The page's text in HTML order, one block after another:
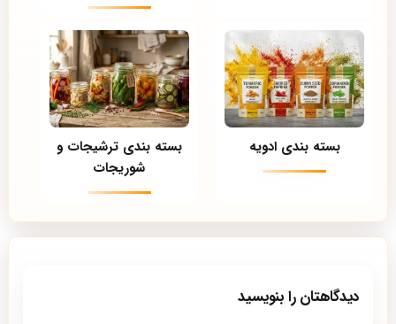
بسته بندی ادویه
بسته بندی ترشیجات و
شوریجات
دیدگاهتان را بنویسید